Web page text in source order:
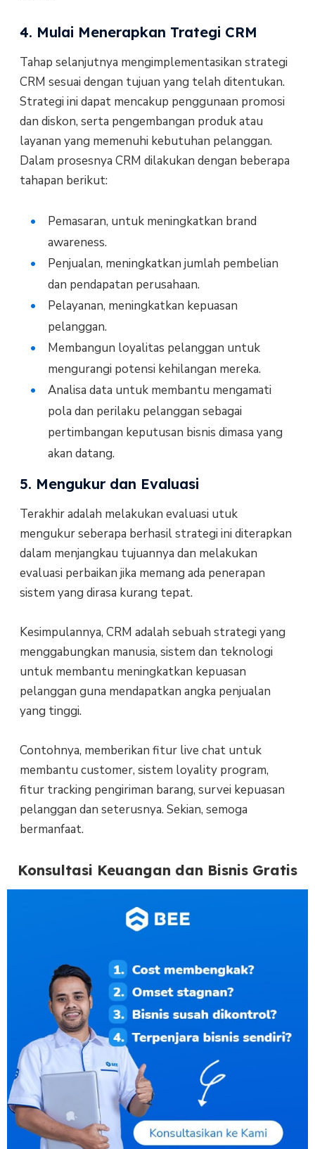
4. Mulai Menerapkan Trategi CRM
Tahap selanjutnya mengimplementasikan strategi
CRM sesuai dengan tujuan yang telah ditentukan.
Strategi ini dapat mencakup penggunaan promosi
dan diskon, serta pengembangan produk atau
layanan yang memenuhi kebutuhan pelanggan.
Dalam prosesnya CRM dilakukan dengan beberapa
tahapan berikut:
Pemasaran, untuk meningkatkan brand
awareness.
Penjualan, meningkatkan jumlah pembelian
dan pendapatan perusahaan.
Pelayanan, meningkatkan kepuasan
pelanggan.
Membangun loyalitas pelanggan untuk
mengurangi potensi kehilangan mereka.
Analisa data untuk membantu mengamati
pola dan perilaku pelanggan sebagai
pertimbangan keputusan bisnis dimasa yang
akan datang.
5. Mengukur dan Evaluasi
Terakhir adalah melakukan evaluasi utuk
mengukur seberapa berhasil strategi ini diterapkan
dalam menjangkau tujuannya dan melakukan
evaluasi perbaikan jika memang ada penerapan
sistem yang dirasa kurang tepat.
Kesimpulannya, CRM adalah sebuah strategi yang
menggabungkan manusia, sistem dan teknologi
untuk membantu meningkatkan kepuasan
pelanggan guna mendapatkan angka penjualan
yang tinggi.
Contohnya, memberikan fitur live chat untuk
membantu customer, sistem loyality program,
fitur tracking pengiriman barang, survei kepuasan
pelanggan dan seterusnya. Sekian, semoga
bermanfaat.
Konsultasi Keuangan dan Bisnis Gratis